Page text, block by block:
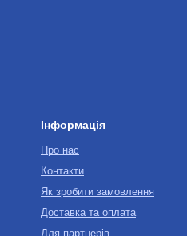
Інформація
Про нас
Контакти
Як зробити замовлення
Доставка та оплата
Для партнерів